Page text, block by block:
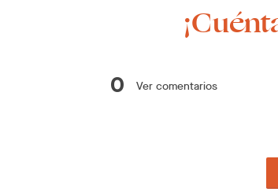
Ver comentarios
0